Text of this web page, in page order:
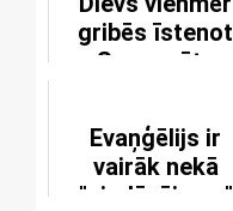
gribēs īstenot
Savu prātu
Evaņģēlijs ir
vairāk nekā
"piedāvājums"